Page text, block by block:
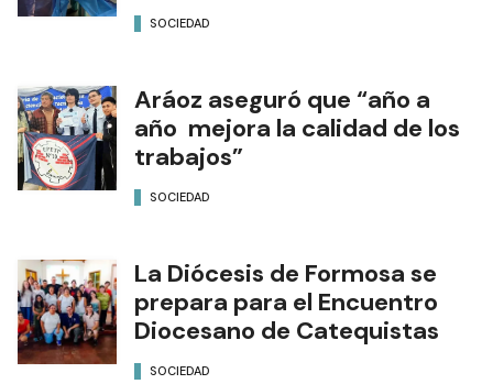
SOCIEDAD
Aráoz aseguró que “año a
año mejora la calidad de los
trabajos”
SOCIEDAD
La Diócesis de Formosa se
prepara para el Encuentro
Diocesano de Catequistas
SOCIEDAD